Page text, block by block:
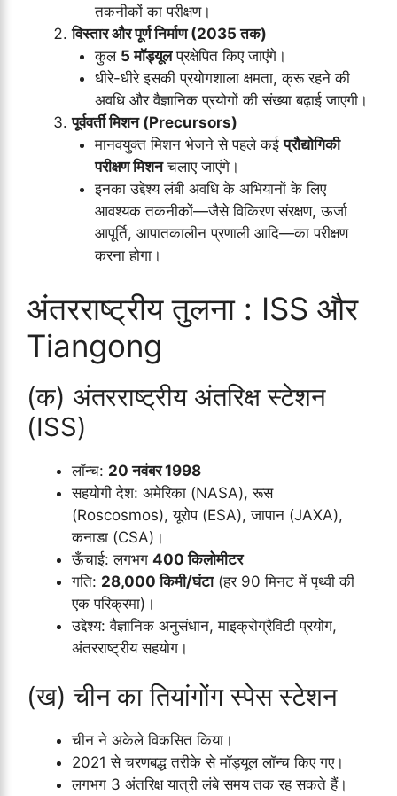
तकनीकों का परीक्षण।
विस्तार और पूर्ण निर्माण (2035 तक)
कुल 5 मॉड्यूलप्रक्षेपित किए जाएंगे।
धीरे-धीरे इसकी प्रयोगशाला क्षमता, क्रू रहने की
अवधि और वैज्ञानिक प्रयोगों की संख्या बढ़ाई जाएगी।
पूर्ववर्ती मिशन (Precursors)
मानवयुक्त मिशन भेजने से पहले कईप्रौद्योगिकी
परीक्षण मिशनचलाए जाएंगे।
इनका उद्देश्य लंबी अवधि के अभियानों के लिए
आवश्यक तकनीकों—जैसे विकिरण संरक्षण, ऊर्जा
आपूर्ति, आपातकालीन प्रणाली आदि—का परीक्षण
करना होगा।
अंतरराष्ट्रीय तुलना : ISS और
Tiangong
(क) अंतरराष्ट्रीय अंतरिक्ष स्टेशन
(ISS)
लॉन्च: 20 नवंबर 1998
सहयोगी देश: अमेरिका (NASA), रूस
(Roscosmos), यूरोप (ESA), जापान (JAXA),
कनाडा (CSA)।
ऊँचाई: लगभग 400 किलोमीटर
गति: 28,000 किमी/घंटा(हर 90 मिनट में पृथ्वी की
एक परिक्रमा)।
उद्देश्य: वैज्ञानिक अनुसंधान, माइक्रोग्रैविटी प्रयोग,
अंतरराष्ट्रीय सहयोग।
(ख) चीन का तियांगोंग स्पेस स्टेशन
चीन ने अकेले विकसित किया।
2021 से चरणबद्ध तरीके से मॉड्यूल लॉन्च किए गए।
लगभग 3 अंतरिक्ष यात्री लंबे समय तक रह सकते हैं।